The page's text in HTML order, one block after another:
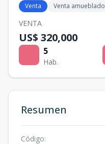
Venta Venta amueblado
VENTA
US$ 320,000
5
Hab.
Resumen
Código: